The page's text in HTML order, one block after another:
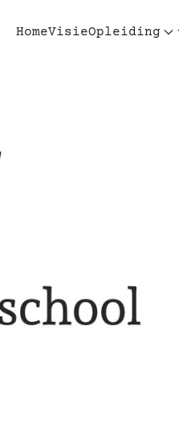
HomeVisieOpleiding